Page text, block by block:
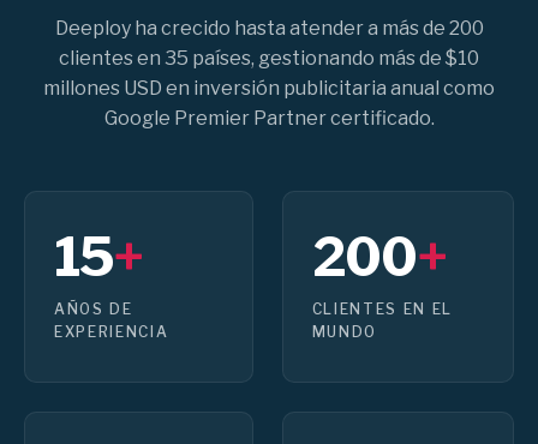
Deeploy ha crecido hasta atender a más de 200
clientes en 35 países, gestionando más de $10
millones USD en inversión publicitaria anual como
Google Premier Partner certificado.
15+
AÑOS DE
EXPERIENCIA
200+
CLIENTES EN EL
MUNDO